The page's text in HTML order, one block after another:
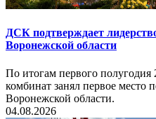
ДСК подтверждает
Воронежской области
По итогам первого
комбинат занял первое место
Воронежской области.
04.08.2026